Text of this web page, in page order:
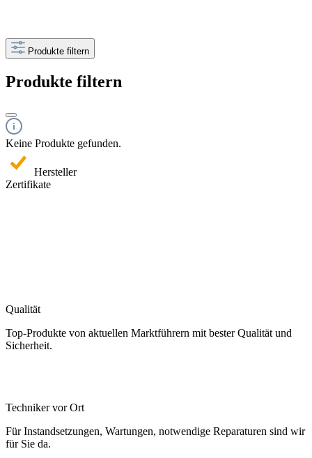
Produkte filtern
Produkte filtern
Keine Produkte gefunden.
Hersteller
Zertifikate
Qualität
Top-Produkte von aktuellen Marktführern mit bester Qualität und
Sicherheit.
Techniker vor Ort
Für Instandsetzungen, Wartungen, notwendige Reparaturen sind wir
für Sie da.